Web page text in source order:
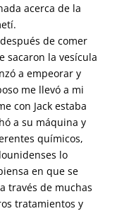
acerca de la
de comer
sacaron la vesícula
a empeorar y
me llevó a mi
con Jack estaba
a su máquina y
químicos,
lo
en que se
través de muchas
tratamientos y